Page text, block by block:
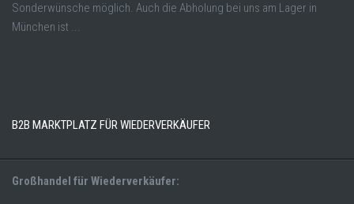
Sonderwünsche möglich. Auch die Abholung bei uns am Lager in
München ist ...
B2B MARKTPLATZ FÜR WIEDERVERKÄUFER
Großhandel für Wiederverkäufer: